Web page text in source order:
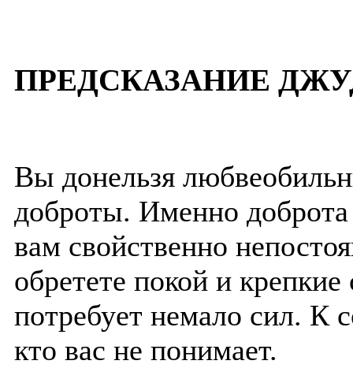
ПРЕДСКАЗАНИЕ
Вы донельзя
доброты. Именно
вам свойственно
обретете покой и
потребует немало сил. К
кто вас не понимает.